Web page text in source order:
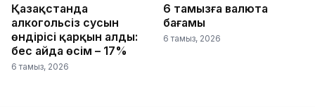
Қазақстанда
алкогольсіз сусын
өндірісі қарқын алды:
бес айда өсім – 17%
6 тамыз, 2026
6 тамызға валюта
бағамы
6 тамыз, 2026